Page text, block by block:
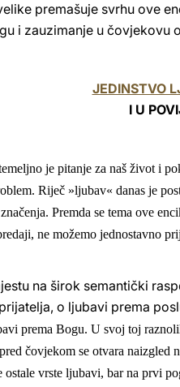
premašuje svrhu ove
i zauzimanje u čovjekovu
JEDINSTVO
I U
je pitanje za naš život i
Riječ »ljubav« danas je
Premda se tema ove
ne možemo jednostavno
na širok semantički
o ljubavi prema
prema Bogu. U svoj toj
čovjekom se otvara naizgled
vrste ljubavi, bar na prvi